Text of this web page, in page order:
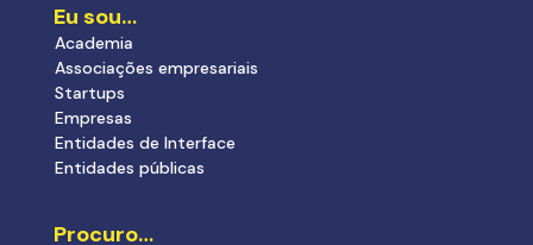
Eu sou…
Academia
Associações empresariais
Startups
Empresas
Entidades de Interface
Entidades públicas
Procuro…